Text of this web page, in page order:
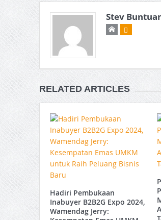
Stev
RELATED ARTICLES
Hadiri Pembukaan
Inabuyer B2B2G Expo 2024,
Wamendag Jerry: